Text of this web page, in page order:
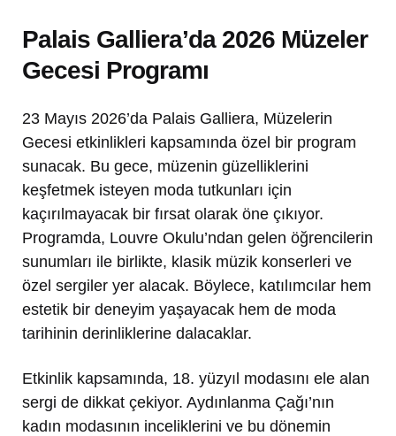
Palais Galliera’da 2026 Müzeler
Gecesi Programı
23 Mayıs 2026’da Palais Galliera, Müzelerin
Gecesi etkinlikleri kapsamında özel bir program
sunacak. Bu gece, müzenin güzelliklerini
keşfetmek isteyen moda tutkunları için
kaçırılmayacak bir fırsat olarak öne çıkıyor.
Programda, Louvre Okulu’ndan gelen öğrencilerin
sunumları ile birlikte, klasik müzik konserleri ve
özel sergiler yer alacak. Böylece, katılımcılar hem
estetik bir deneyim yaşayacak hem de moda
tarihinin derinliklerine dalacaklar.
Etkinlik kapsamında, 18. yüzyıl modasını ele alan
sergi de dikkat çekiyor. Aydınlanma Çağı’nın
kadın modasının inceliklerini ve bu dönemin